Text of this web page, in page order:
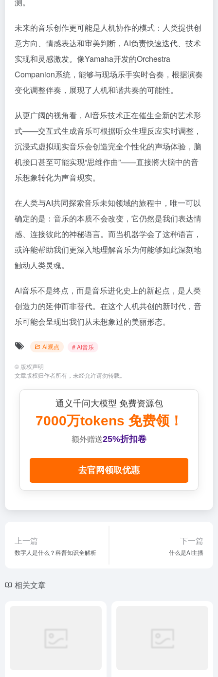
未来的音乐创作更可能是人机协作的模式：人类提供创
意方向、情感表达和审美判断，AI负责快速迭代、技术
实现和灵感激发。像Yamaha开发的Orchestra
Companion系统，能够与现场乐手实时合奏，根据演奏
变化调整伴奏，展现了人机和谐共奏的可能性。
从更广阔的视角看，AI音乐技术正在催生全新的艺术形
式——交互式生成音乐可根据听众生理反应实时调整，
沉浸式虚拟现实音乐会创造完全个性化的声场体验，脑
机接口甚至可能实现“思维作曲”——直接將大脑中的音
乐想象转化为声音现实。
在人类与AI共同探索音乐未知领域的旅程中，唯一可以
确定的是：音乐的本质不会改变，它仍然是我们表达情
感、连接彼此的神秘语言。而当机器学会了这种语言，
或许能帮助我们更深入地理解音乐为何能够如此深刻地
触动人类灵魂。
AI音乐不是终点，而是音乐进化史上的新起点，是人类
创造力的延伸而非替代。在这个人机共创的新时代，音
乐可能会呈现出我们从未想象过的美丽形态。
Ai观点 # AI音乐
© 版权声明
文章版权归作者所有，未经允许请勿转载。
通义千问大模型 免费资源包
7000万tokens 免费领！
额外赠送25%折扣卷
去官网领取优惠
上一篇
数字人是什么？科普知识全解析
下一篇
什么是AI主播
相关文章